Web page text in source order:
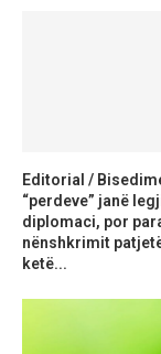
Editorial /
“perdeve” janë
diplomaci, por
nënshkrimit
ketë...